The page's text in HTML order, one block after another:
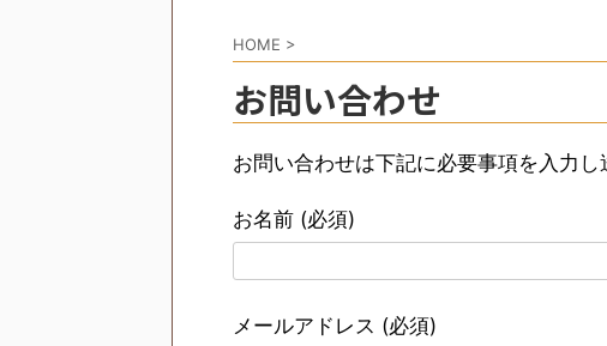
HOME >
お問い合わせ
お問い合わせは下記に必要事項を入力し
お名前 (必須)
メールアドレス (必須)